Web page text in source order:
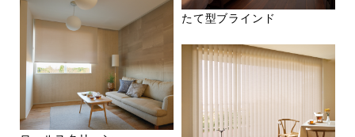
たて型ブラインド